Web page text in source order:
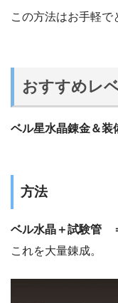
この方法はお手軽で
おすすめレ
ベル星水晶錬金＆装
方法
ベル水晶＋試験管
これを大量錬成。